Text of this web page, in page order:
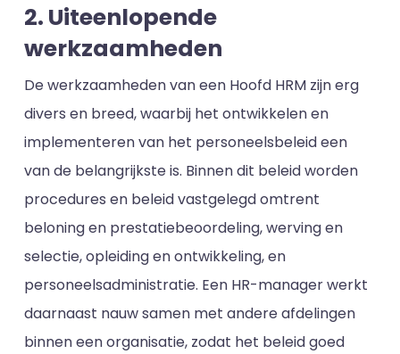
2. Uiteenlopende
werkzaamheden
De werkzaamheden van een Hoofd HRM zijn erg
divers en breed, waarbij het ontwikkelen en
implementeren van het personeelsbeleid een
van de belangrijkste is. Binnen dit beleid worden
procedures en beleid vastgelegd omtrent
beloning en prestatiebeoordeling, werving en
selectie, opleiding en ontwikkeling, en
personeelsadministratie. Een HR-manager werkt
daarnaast nauw samen met andere afdelingen
binnen een organisatie, zodat het beleid goed